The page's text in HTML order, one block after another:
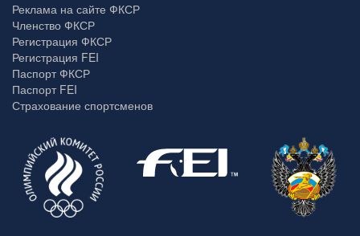
Реклама на сайте ФКСР
Членство ФКСР
Регистрация ФКСР
Регистрация FEI
Паспорт ФКСР
Паспорт FEI
Страхование спортсменов